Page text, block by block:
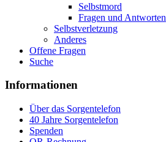
Selbstmord
Fragen und Antworten
Selbstverletzung
Anderes
Offene Fragen
Suche
Informationen
Über das Sorgentelefon
40 Jahre Sorgentelefon
Spenden